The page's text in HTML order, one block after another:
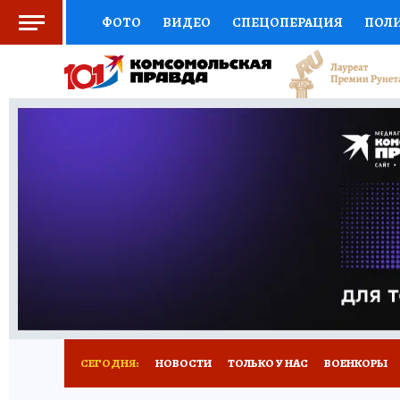
ФОТО ВИДЕО СПЕЦОПЕРАЦИЯ
СОЦПОДДЕРЖКА НАУКА СПЕЦПРОЕКТЫ
НАЦИОНАЛЬНЫЕ ПРОЕКТЫ РОССИИ
ПУТЕВОДИТЕЛЬ
НОВОЕ НА САЙТЕ
СЕГОДНЯ: НОВОСТИ ТОЛЬКО У НАС ВОЕНКОРЫ